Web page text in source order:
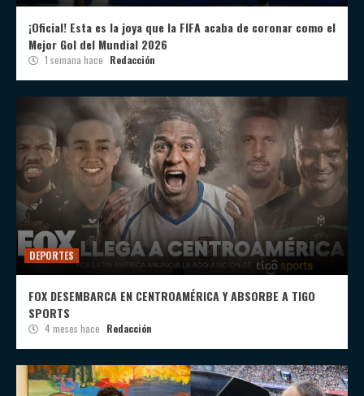
¡Oficial! Esta es la joya que la FIFA acaba de coronar como el
Mejor Gol del Mundial 2026
1 semana hace Redacción
DEPORTES
FOX DESEMBARCA EN CENTROAMÉRICA Y ABSORBE A TIGO
SPORTS
4 meses hace Redacción